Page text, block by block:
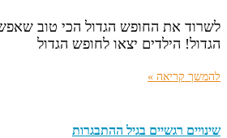
לשרוד את החופש הגדול הכי טוב
הגדול! הילדים יצאו לחופש הגדול
להמשך קריאה »
שינויים רגשיים בגיל ההתבגרות